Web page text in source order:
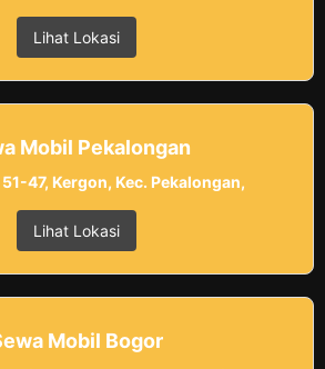
Lihat Lokasi
Mobil Pekalongan
47, Kergon, Kec. Pekalongan,
Lihat Lokasi
Mobil Bogor